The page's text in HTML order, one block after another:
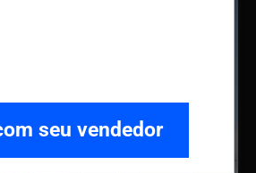
seu vendedor